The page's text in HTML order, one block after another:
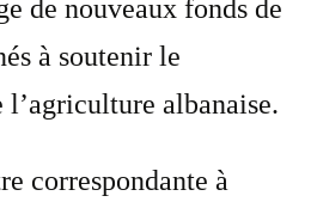
de nouveaux fonds de
à soutenir le
l’agriculture albanaise.
correspondante à